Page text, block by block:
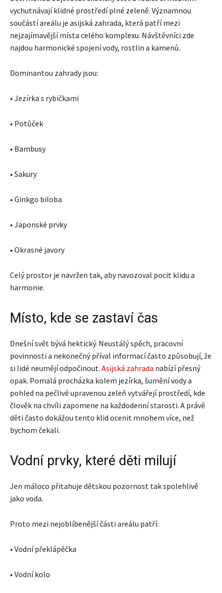
vychutnávají klidné prostředí plné zeleně. Významnou
součástí areálu je asijská zahrada, která patří mezi
nejzajímavější místa celého komplexu. Návštěvníci zde
najdou harmonické spojení vody, rostlin a kamenů.
Dominantou zahrady jsou:
• Jezírka s rybičkami
• Potůček
• Bambusy
• Sakury
• Ginkgo biloba
• Japonské prvky
• Okrasné javory
Celý prostor je navržen tak, aby navozoval pocit klidu a
harmonie.
Místo, kde se zastaví čas
Dnešní svět bývá hektický. Neustálý spěch, pracovní
povinnosti a nekonečný příval informací často způsobují, že
si lidé neumějí odpočinout. Asijská zahrada nabízí přesný
opak. Pomalá procházka kolem jezírka, šumění vody a
pohled na pečlivě upravenou zeleň vytvářejí prostředí, kde
člověk na chvíli zapomene na každodenní starosti. A právě
děti často dokážou tento klid ocenit mnohem více, než
bychom čekali.
Vodní prvky, které děti milují
Jen máloco přitahuje dětskou pozornost tak spolehlivě
jako voda.
Proto mezi nejoblíbenější části areálu patří:
• Vodní překlápěčka
• Vodní kolo